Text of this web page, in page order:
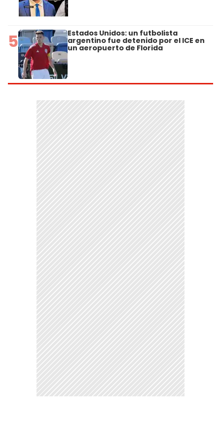
5 Estados Unidos: un futbolista
argentino fue detenido por el ICE en
un aeropuerto de Florida